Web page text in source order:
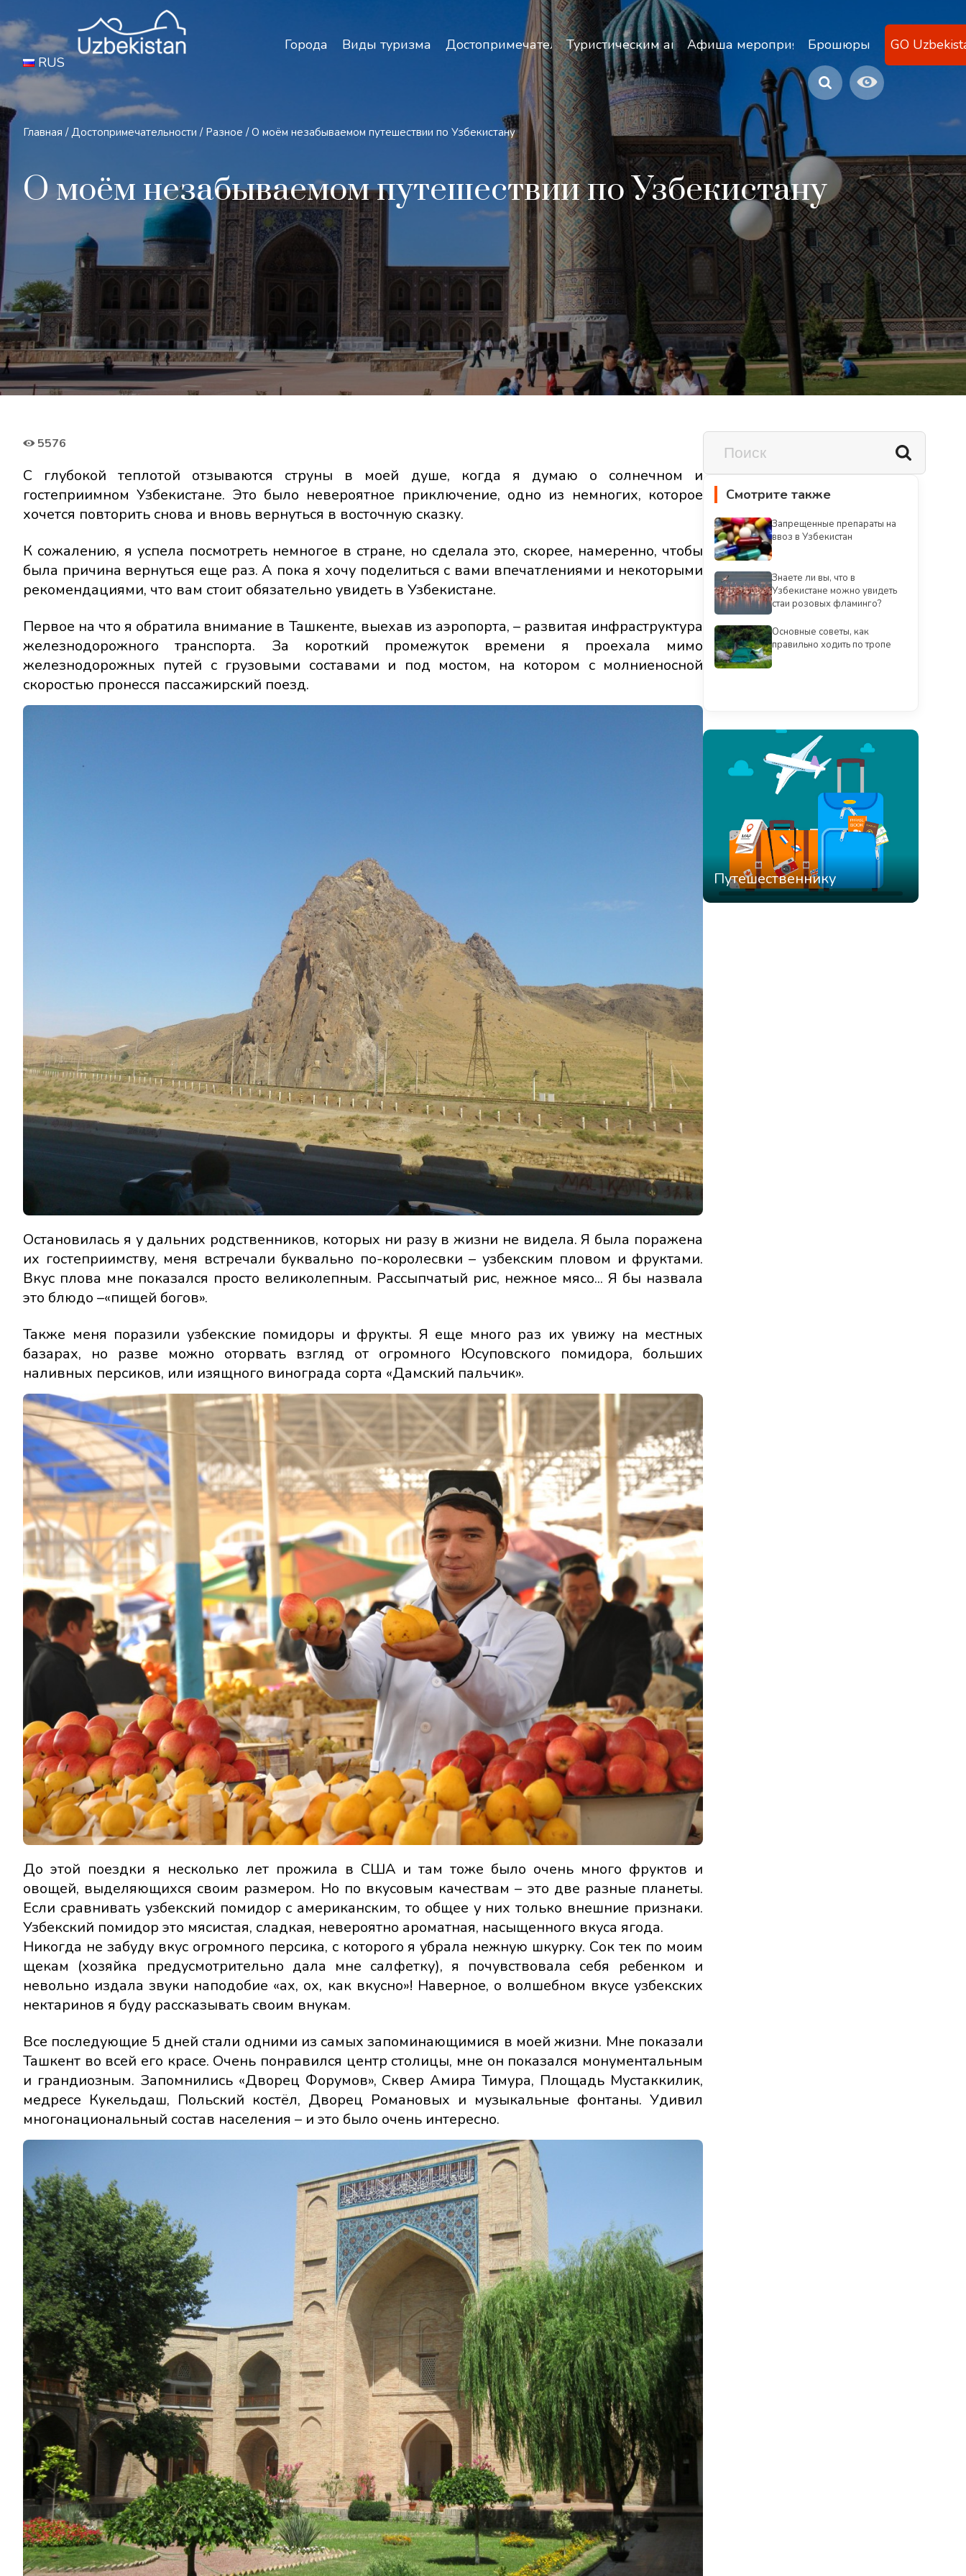
Безопасность и особенности путешествий по Узбекистану
Города
Виды туризма ДостопримечательностиТуристическим агентствамАфиша мероприятийБрошюры
GO
RUS
Главная / Достопримечательности / Разное / О моём незабываемом путешествии по Узбекистану
О моём незабываемом путешествии по Узбекистану
5576
С глубокой теплотой отзываются струны в моей душе, когда я думаю о солнечном и
гостеприимном Узбекистане. Это было невероятное приключение, одно из немногих, которое
хочется повторить снова и вновь вернуться в восточную сказку.
К сожалению, я успела посмотреть немногое в стране, но сделала это, скорее, намеренно, чтобы
была причина вернуться еще раз. А пока я хочу поделиться с вами впечатлениями и некоторыми
рекомендациями, что вам стоит обязательно увидеть в Узбекистане.
Первое на что я обратила внимание в Ташкенте, выехав из аэропорта, – развитая инфраструктура
железнодорожного транспорта. За короткий промежуток времени я проехала мимо
железнодорожных путей с грузовыми составами и под мостом, на котором с молниеносной
скоростью пронесся пассажирский поезд.
Остановилась я у дальних родственников, которых ни разу в жизни не видела. Я была поражена
их гостеприимству, меня встречали буквально по-королесвки – узбекским пловом и фруктами.
Вкус плова мне показался просто великолепным. Рассыпчатый рис, нежное мясо... Я бы назвала
это блюдо –«пищей богов».
Также меня поразили узбекские помидоры и фрукты. Я еще много раз их увижу на местных
базарах, но разве можно оторвать взгляд от огромного Юсуповского помидора, больших
наливных персиков, или изящного винограда сорта «Дамский пальчик».
До этой поездки я несколько лет прожила в США и там тоже было очень много фруктов и
овощей, выделяющихся своим размером. Но по вкусовым качествам – это две разные планеты.
Если сравнивать узбекский помидор с американским, то общее у них только внешние признаки.
Узбекский помидор это мясистая, сладкая, невероятно ароматная, насыщенного вкуса ягода.
Никогда не забуду вкус огромного персика, с которого я убрала нежную шкурку. Сок тек по моим
щекам (хозяйка предусмотрительно дала мне салфетку), я почувствовала себя ребенком и
невольно издала звуки наподобие «ах, ох, как вкусно»! Наверное, о волшебном вкусе узбекских
нектаринов я буду рассказывать своим внукам.
Все последующие 5 дней стали одними из самых запоминающимися в моей жизни. Мне показали
Ташкент во всей его красе. Очень понравился центр столицы, мне он показался монументальным
и грандиозным. Запомнились «Дворец Форумов», Сквер Амира Тимура, Площадь Мустаккилик,
медресе Кукельдаш, Польский костёл, Дворец Романовых и музыкальные фонтаны. Удивил
многонациональный состав населения – и это было очень интересно.
Смотрите также
Запрещенные препараты на
ввоз в Узбекистан
Знаете ли вы, что в
Узбекистане можно увидеть
стаи розовых фламинго?
Oсновные советы, как
правильно ходить по тропе
Путешественнику